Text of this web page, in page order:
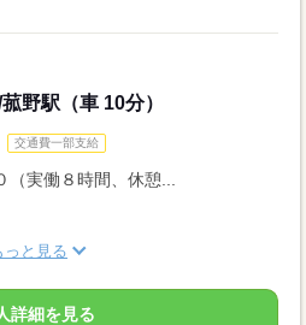
野駅（車 10分）
交通費一部支給
実働８時間、休憩...
っと見る
詳細を見る